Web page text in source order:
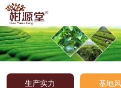
生产实力 基地